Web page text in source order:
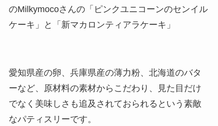
のMilkymocoさんの「ピンクユニコーンのセンイル
ケーキ」と「新マカロンティアラケーキ」
愛知県産の卵、兵庫県産の薄力粉、北海道のバタ
ーなど、原材料の素材からこだわり、見た目だけ
でなく美味しさも追及されておられるという素敵
なパティスリーです。